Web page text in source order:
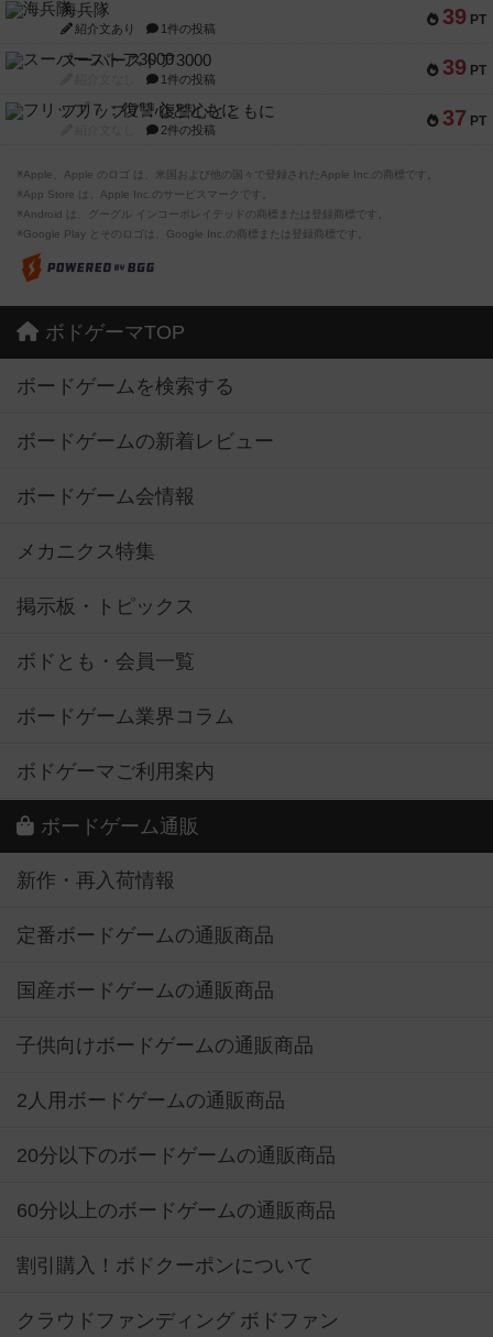
39 PT
海兵隊
紹介文あり 1件の投稿
39 PT
スーパーストア3000
1件の投稿
37 PT
フリップ７：復讐心とともに
2件の投稿
※Apple、Apple のロゴ は、米国および他の国々で登録されたApple Inc.の商標です。
※App Store は、Apple Inc.のサービスマークです。
※Android は、グーグル インコーポレイテッドの商標または登録商標です。
※Google Play とそのロゴは、Google Inc.の商標または登録商標です。
ボドゲーマTOP
ボードゲームを検索する
ボードゲームの新着レビュー
ボードゲーム会情報
メカニクス特集
掲示板・トピックス
ボドとも・会員一覧
ボードゲーム業界コラム
ボドゲーマご利用案内
ボードゲーム通販
新作・再入荷情報
定番ボードゲームの通販商品
国産ボードゲームの通販商品
子供向けボードゲームの通販商品
2人用ボードゲームの通販商品
20分以下のボードゲームの通販商品
60分以上のボードゲームの通販商品
割引購入！ボドクーポンについて
クラウドファンディング ボドファン